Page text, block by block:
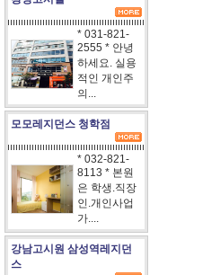
* 031-821-
2555 * 안녕
하세요. 실용
적인 개인주
의...
모모레지던스 청학점
* 032-821-
8113 * 본원
은 학생.직장
인.개인사업
가....
강남고시원 삼성역레지던
스